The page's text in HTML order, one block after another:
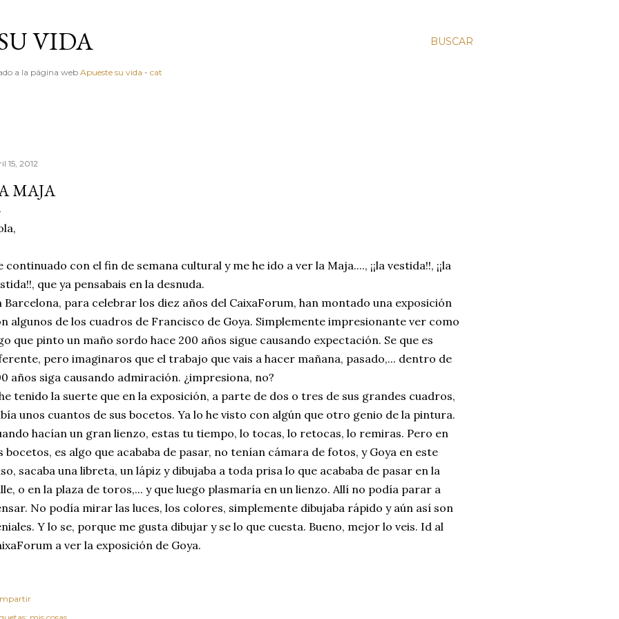
BUSCAR
VIDA
a la página web Apueste su vida - cat
15, 2012
MAJA
continuado con el fin de semana cultural y me he ido a ver la Maja...., ¡¡la vestida!!, ¡¡la
que ya pensabais en la desnuda.
Barcelona, para celebrar los diez años del CaixaForum, han montado una exposición
algunos de los cuadros de Francisco de Goya. Simplemente impresionante ver como
que pinto un maño sordo hace 200 años sigue causando expectación. Se que es
pero imaginaros que el trabajo que vais a hacer mañana, pasado,... dentro de
años siga causando admiración. ¿impresiona, no?
tenido la suerte que en la exposición, a parte de dos o tres de sus grandes cuadros,
unos cuantos de sus bocetos. Ya lo he visto con algún que otro genio de la pintura.
hacían un gran lienzo, estas tu tiempo, lo tocas, lo retocas, lo remiras. Pero en
bocetos, es algo que acababa de pasar, no tenían cámara de fotos, y Goya en este
sacaba una libreta, un lápiz y dibujaba a toda prisa lo que acababa de pasar en la
o en la plaza de toros,... y que luego plasmaría en un lienzo. Allí no podía parar a
No podía mirar las luces, los colores, simplemente dibujaba rápido y aún así son
Y lo se, porque me gusta dibujar y se lo que cuesta. Bueno, mejor lo veis. Id al
a ver la exposición de Goya.